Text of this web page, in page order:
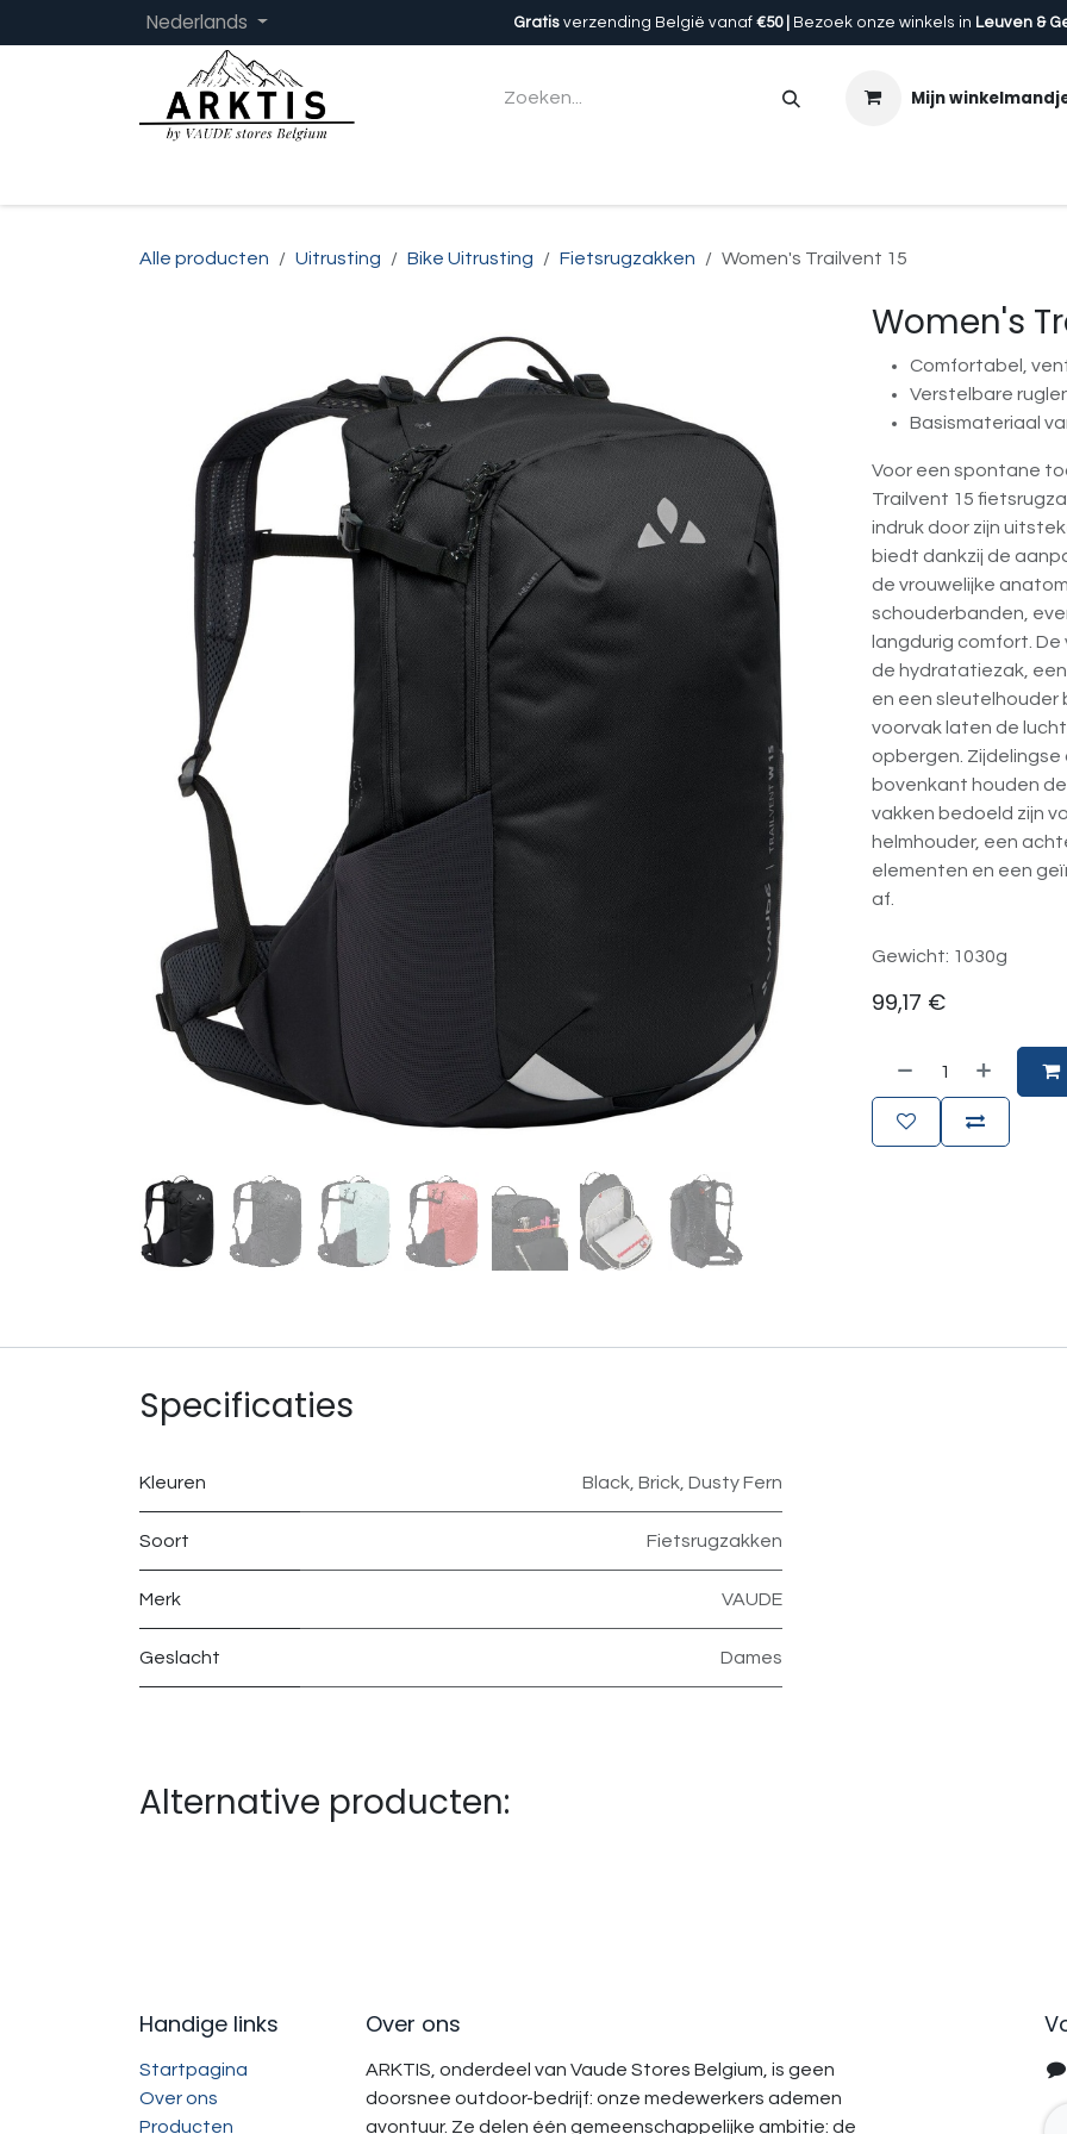
Overslaan naar inhoud
Nederlands Gratis verzending België vanaf €50 | Bezoek onze winkels in Leuven &
Mijn
Alle producten Uitrusting Bike Uitrusting Fietsrugzakken Women's Trailvent 15
Women's
Comfortabel,
Verstelbare
Basismateriaal
Voor een spontane
Trailvent 15
indruk door zijn
biedt dankzij de
de vrouwelijke
schouderbanden,
langdurig comfort.
de hydratatiezak,
en een sleutelhouder
voorvak laten de
opbergen.
bovenkant houden
vakken bedoeld zijn
helmhouder, een
elementen en een
af.
Gewicht: 1030g
99,17 €
Specificaties
Kleuren Black Brick Dusty Fern
Soort Fietsrugzakken
Merk VAUDE
Geslacht Dames
Alternative producten:
Handige links
Startpagina
Over ons
Producten
Over ons
ARKTIS, onderdeel van Vaude Stores Belgium, is geen
doorsnee outdoor-bedrijf: onze medewerkers ademen
avontuur. Ze delen één gemeenschappelijke ambitie: de